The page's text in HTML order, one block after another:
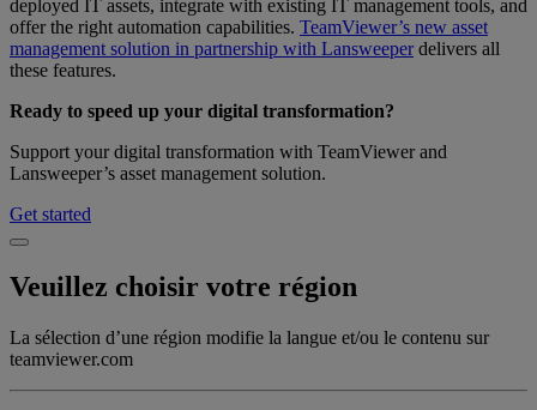
deployed IT assets, integrate with existing IT management tools, and
offer the right automation capabilities. TeamViewer’s new asset
management solution in partnership with Lansweeperdelivers all
these features.
Ready to speed up your digital transformation?
Support your digital transformation with TeamViewer and
Lansweeper’s asset management solution.
Get started
Veuillez choisir votre région
La sélection d’une région modifie la langue et/ou le contenu sur
teamviewer.com